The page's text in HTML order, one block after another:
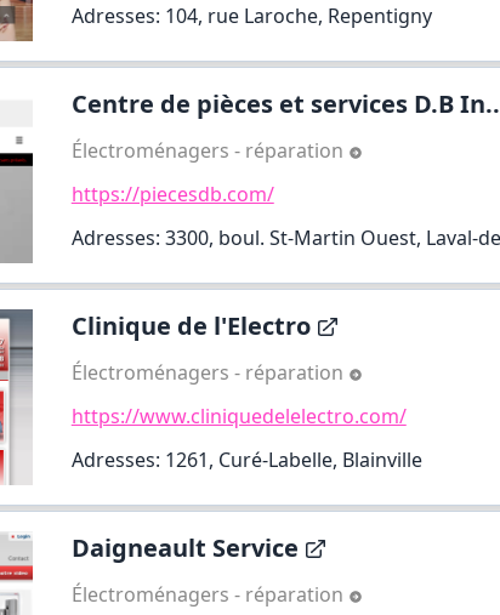
Adresses: 104, rue Laroche, Repentigny
Centre de pièces et services D.B
Électroménagers - réparation
https://piecesdb.com/
Adresses: 3300, boul. St-Martin Ouest, Laval-
Clinique de l'Electro
Électroménagers - réparation
https://www.cliniquedelelectro.com/
Adresses: 1261, Curé-Labelle, Blainville
Daigneault Service
Électroménagers - réparation